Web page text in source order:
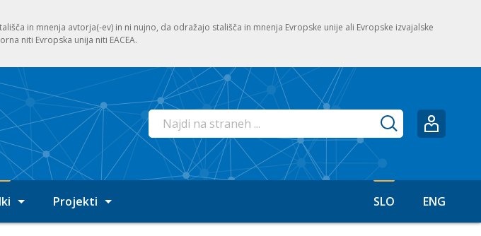
in mnenja avtorja(-ev) in ni nujno, da odražajo stališča in mnenja Evropske unije ali Evropske izvajalske
niti Evropska unija niti EACEA.
Vnesite ključne besede za iskanje po spletnem mestu
Projekti SLO ENG